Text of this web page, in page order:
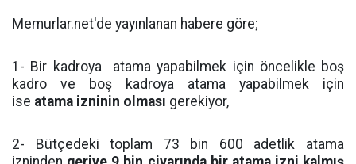
Memurlar.net'de yayınlanan habere göre;
1- Bir kadroya atama yapabilmek için öncelikle boş
kadro ve boş kadroya atama yapabilmek için
ise atama izninin olması gerekiyor,
2- Bütçedeki toplam 73 bin 600 adetlik atama